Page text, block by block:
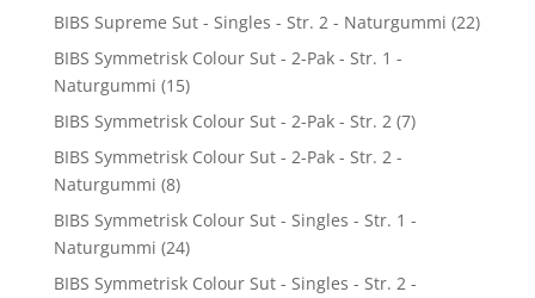
BIBS Supreme Sut - Singles - Str. 2 - Naturgummi (22)
BIBS Symmetrisk Colour Sut - 2-Pak - Str. 1 -
Naturgummi (15)
BIBS Symmetrisk Colour Sut - 2-Pak - Str. 2 (7)
BIBS Symmetrisk Colour Sut - 2-Pak - Str. 2 -
Naturgummi (8)
BIBS Symmetrisk Colour Sut - Singles - Str. 1 -
Naturgummi (24)
BIBS Symmetrisk Colour Sut - Singles - Str. 2 -